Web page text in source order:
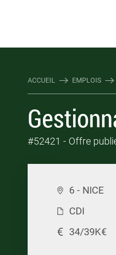
ACCUEIL EMPLOIS
#52421 - Offre
6 - NICE
CDI
34/39K€